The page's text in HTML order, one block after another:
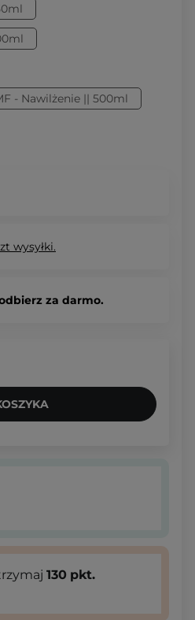
- Nawilżenie || 500ml
wysyłki.
za darmo.
130 pkt.